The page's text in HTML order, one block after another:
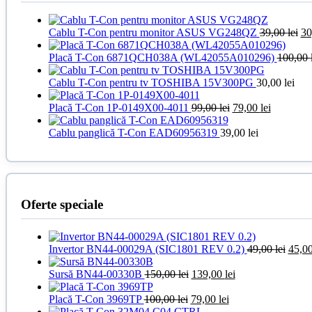
Cablu T-Con pentru monitor ASUS VG248QZ39,00lei
a
Placă T-Con 6871QCH038A (WL42055A010296)100,00
Cablu T-Con pentru tv TOSHIBA 15V300PG 30,00 lei
Placă T-Con 1P-0149X00-401199,00lei Prețul
a
79,00 leiPrețul
Cablu panglică T-Con EAD60956319 39,00 lei
Oferte speciale
Invertor BN44-00029A (SIC1801 REV 0.2)49,00lei
Sursă BN44-00330B150,00lei Prețul
a
139,00 leiPrețul
Placă T-Con 3969TP100,00lei Prețul
79,00 leiPrețul